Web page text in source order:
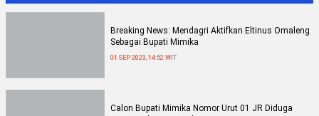
Breaking News: Mendagri Aktifkan Eltinus Omaleng
Sebagai Bupati Mimika
01 SEP 2023, 14:52 WIT
Calon Bupati Mimika Nomor Urut 01 JR Diduga